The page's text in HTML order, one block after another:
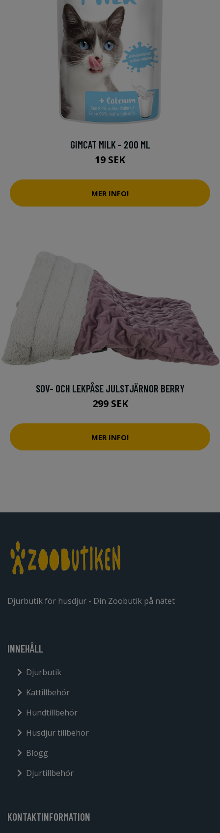
GIMCAT MILK - 200 ML
19 SEK
MER INFO!
SOV- OCH LEKPÅSE JULSTJÄRNOR BERRY
299 SEK
MER INFO!
Djurbutik för husdjur - Din Zoobutik på nätet
INNEHÅLL
Djurbutik
Kattillbehör
Hundtillbehör
Husdjur tillbehör
Blogg
Djurtillbehör
KONTAKTINFORMATION